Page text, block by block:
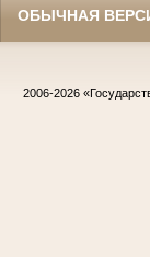
ОБЫЧНАЯ
2006-2026